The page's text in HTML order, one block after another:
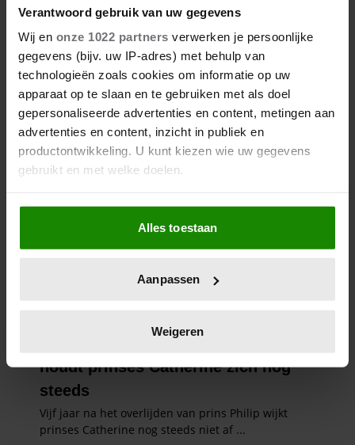
Verantwoord gebruik van uw gegevens
Wij en onze 1022 partners verwerken je persoonlijke
gegevens (bijv. uw IP-adres) met behulp van
technologieën zoals cookies om informatie op uw
apparaat op te slaan en te gebruiken met als doel
gepersonaliseerde advertenties en content, metingen aan
advertenties en content, inzicht in publiek en
productontwikkeling. U kunt kiezen wie uw gegevens
gebruikt en met welke doelen.
Als u het toestaat, willen we ook graag:
Informatie verzamelen over uw geografische
locatie, die tot een paar meter nauwkeurig kan zijn
scannen op specifieke eigenschappen (fingerprinting)
verwerkt en stel uw voorkeuren in het
intrekken in de Cookieverklaring.
personaliseren, om functies voor social media te bieden
Alles toestaan
Aanpassen
Weigeren